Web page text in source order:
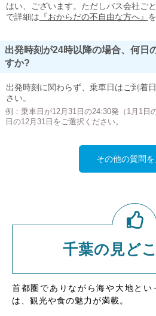
はい、ございます。ただしバス会社ご
で詳細は 『おからだの不自由な方へ』
出発時刻が24時以降の場合、何日
すか?
出発時刻に関わらず、乗車日はご到着
さい。
例：乗車日が12月31日の24:30発（1月1日
日の12月31日をご選択ください。
その他の質問
千葉の見ど
首都圏でありながら海や大地とい
は、観光や食の魅力が満載。